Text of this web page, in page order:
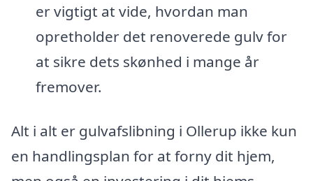
er vigtigt at vide, hvordan man
opretholder det renoverede gulv for
at sikre dets skønhed i mange år
fremover.
Alt i alt er gulvafslibning i Ollerup ikke kun
en handlingsplan for at forny dit hjem,